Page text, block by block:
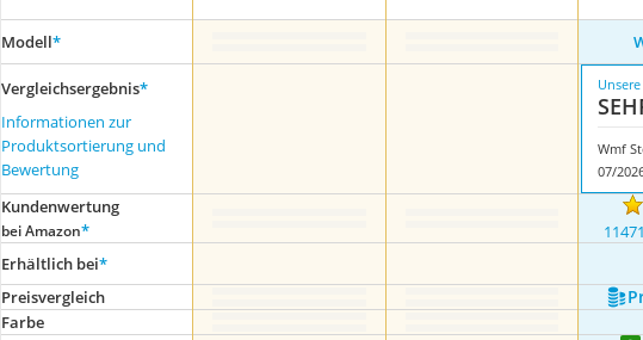
Modell*
Vergleichsergebnis*
Informationen zur
Produktsortierung und
Bewertung
Wmf
07/
Kundenwertung
bei Amazon*
Erhältlich bei*
Preis­vergleich
Farbe